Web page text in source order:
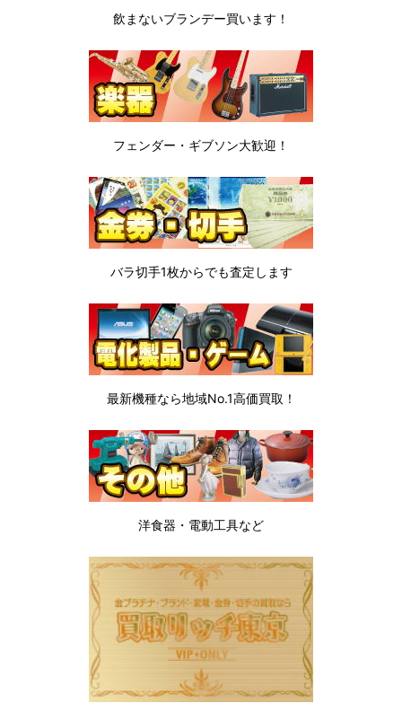
飲まないブランデー買います！
フェンダー・ギブソン大歓迎！
バラ切手1枚からでも査定します
最新機種なら地域No.1高価買取！
洋食器・電動工具など